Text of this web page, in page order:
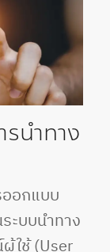
นำทาง
อกแบบ
ะบบนำทาง
ใช้ (User